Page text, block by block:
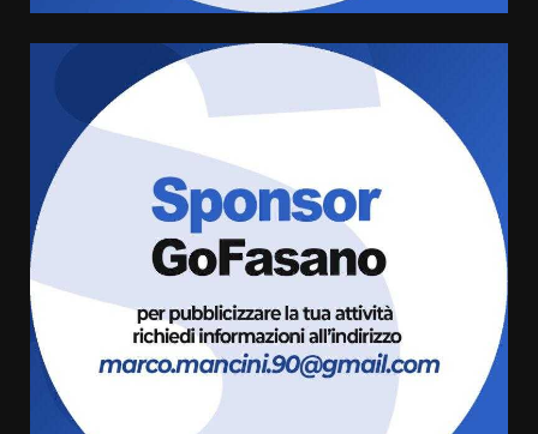
cittadina di Fratelli d’Italia,
pronta a tornare in Consiglio
comunale
6 Agosto 2026 08:00
Cura dei beni comuni e
cittadinanza attiva: online
l’avviso per la gestione
condivisa della Villetta di
Laureto
La magia del Minareto e la prima
assoluta de “L’Albergo
Belvedere. Il rapimento”
6 Agosto 2026 06:15